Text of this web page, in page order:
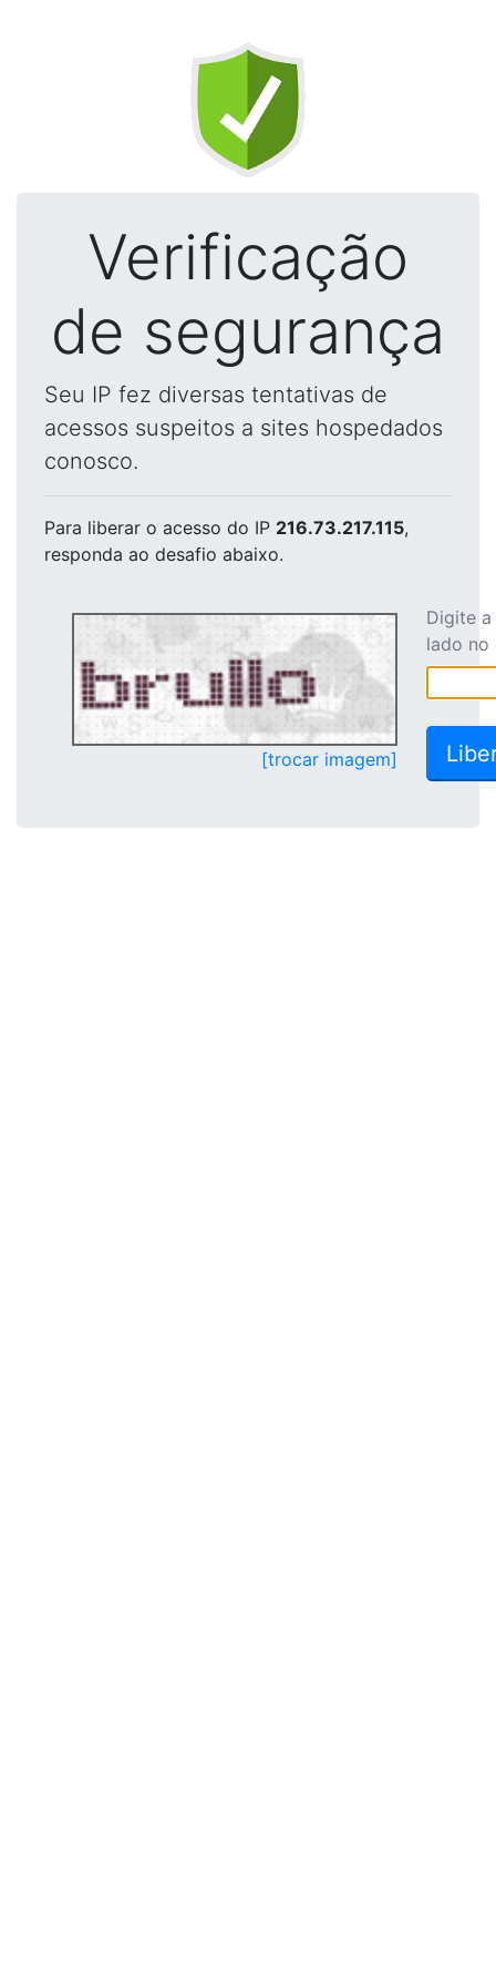
Verificação
de segurança
Seu IP fez diversas tentativas de
acessos suspeitos a sites hospedados
conosco.
Para liberar o acesso do IP 216.73.217.115,
responda ao desafio abaixo.
[trocar imagem]
Digite
lado no